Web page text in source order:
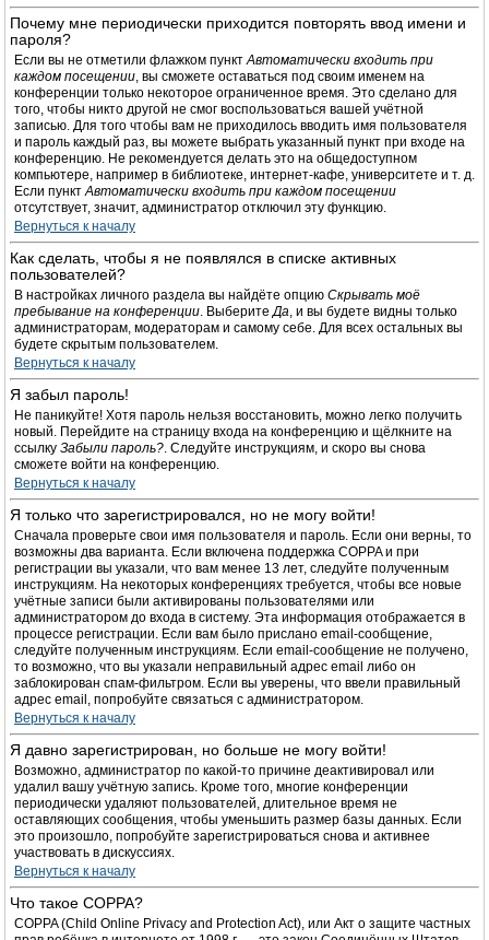
Почему мне периодически приходится повторять ввод имени и
пароля?
Если вы не отметили флажком пунктАвтоматически входить при
каждом посещении, вы сможете оставаться под своим именем на
конференции только некоторое ограниченное время. Это сделано для
того, чтобы никто другой не смог воспользоваться вашей учётной
записью. Для того чтобы вам не приходилось вводить имя пользователя
и пароль каждый раз, вы можете выбрать указанный пункт при входе на
конференцию. Не рекомендуется делать это на общедоступном
компьютере, например в библиотеке, интернет-кафе, университете и т. д.
Если пунктАвтоматически входить при каждом посещении
отсутствует, значит, администратор отключил эту функцию.
Вернуться к началу
Как сделать, чтобы я не появлялся в списке активных
пользователей?
В настройках личного раздела вы найдёте опцию Скрывать моё
пребывание на конференции. ВыберитеДа, и вы будете видны только
администраторам, модераторам и самому себе. Для всех остальных вы
будете скрытым пользователем.
Вернуться к началу
Я забыл пароль!
Не паникуйте! Хотя пароль нельзя восстановить, можно легко получить
новый. Перейдите на страницу входа на конференцию и щёлкните на
ссылку Забыли пароль?. Следуйте инструкциям, и скоро вы снова
сможете войти на конференцию.
Вернуться к началу
Я только что зарегистрировался, но не могу войти!
Сначала проверьте свои имя пользователя и пароль. Если они верны, то
возможны два варианта. Если включена поддержка COPPA и при
регистрации вы указали, что вам менее 13 лет, следуйте полученным
инструкциям. На некоторых конференциях требуется, чтобы все новые
учётные записи были активированы пользователями или
администратором до входа в систему. Эта информация отображается в
процессе регистрации. Если вам было прислано email-сообщение,
следуйте полученным инструкциям. Если email-сообщение не получено,
то возможно, что вы указали неправильный адрес email либо он
заблокирован спам-фильтром. Если вы уверены, что ввели правильный
адрес email, попробуйте связаться с администратором.
Вернуться к началу
Я давно зарегистрирован, но больше не могу войти!
Возможно, администратор по какой-то причине деактивировал или
удалил вашу учётную запись. Кроме того, многие конференции
периодически удаляют пользователей, длительное время не
оставляющих сообщения, чтобы уменьшить размер базы данных. Если
это произошло, попробуйте зарегистрироваться снова и активнее
участвовать в дискуссиях.
Вернуться к началу
Что такое COPPA?
COPPA (Child Online Privacy and Protection Act), или Акт о защите частных